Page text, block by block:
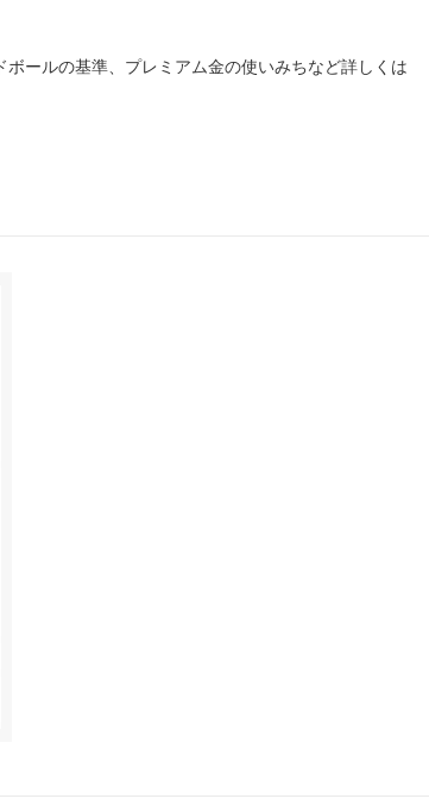
ールの基準、プレミアム金の使いみちなど詳しくは